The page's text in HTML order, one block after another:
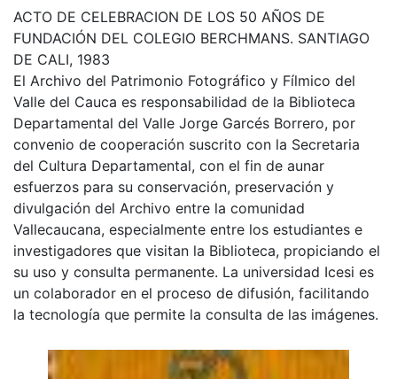
ACTO DE CELEBRACION DE LOS 50 AÑOS DE
FUNDACIÓN DEL COLEGIO BERCHMANS. SANTIAGO
DE CALI, 1983
El Archivo del Patrimonio Fotográfico y Fílmico del
Valle del Cauca es responsabilidad de la Biblioteca
Departamental del Valle Jorge Garcés Borrero, por
convenio de cooperación suscrito con la Secretaria
del Cultura Departamental, con el fin de aunar
esfuerzos para su conservación, preservación y
divulgación del Archivo entre la comunidad
Vallecaucana, especialmente entre los estudiantes e
investigadores que visitan la Biblioteca, propiciando el
su uso y consulta permanente. La universidad Icesi es
un colaborador en el proceso de difusión, facilitando
la tecnología que permite la consulta de las imágenes.